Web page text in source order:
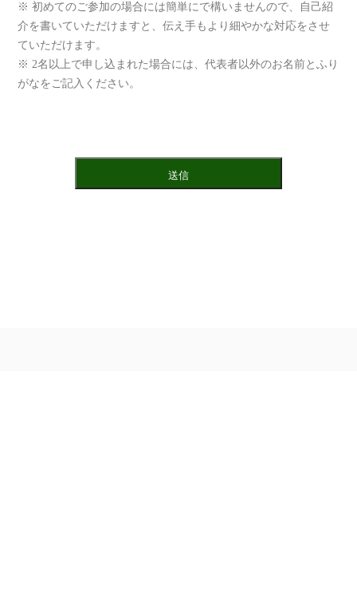
※ 初めてのご参加の場合には簡単にで構いませんので、自己紹
介を書いていただけますと、伝え手もより細やかな対応をさせ
ていただけます。
※ 2名以上で申し込まれた場合には、代表者以外のお名前とふり
がなをご記入ください。